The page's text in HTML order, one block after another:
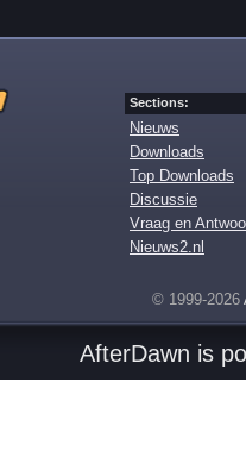
Sections:
Nieuws
Downloads
Top Downloads
Discussie
Vraag en
Nieuws2.nl
© 1999-2026
AfterDawn is